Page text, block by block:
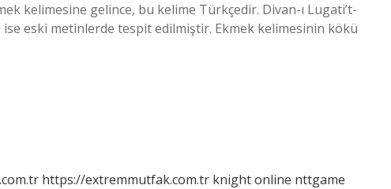
kelimesine gelince, bu kelime Türkçedir. Divan-ı Lugati’t-
eski metinlerde tespit edilmiştir. Ekmek kelimesinin kökü
https://extremmutfak.com.tr knight online nttgame